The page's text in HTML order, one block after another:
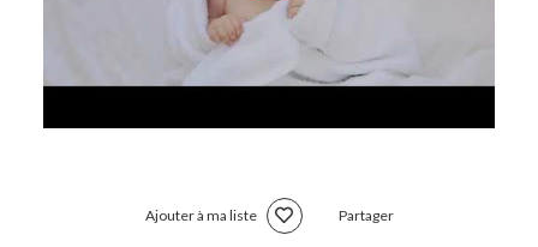
Ajouter à ma liste Partager